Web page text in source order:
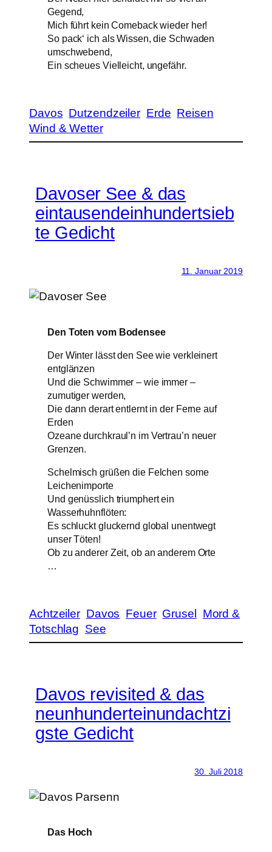
Gegend,
Mich führt kein Comeback wieder her!
So pack‘ ich als Wissen, die Schwaden
umschwebend,
Ein scheues Vielleicht, ungefähr.
Davos Dutzendzeiler Erde Reisen
Wind & Wetter
Davoser See & das
eintausendeinhundertsieb
te Gedicht
11. Januar 2019
Den Toten vom Bodensee
Der Winter lässt den See wie verkleinert
entglänzen
Und die Schwimmer – wie immer –
zumutiger werden,
Die dann derart entlernt in der Ferne auf
Erden
Ozeane durchkraul’n im Vertrau’n neuer
Grenzen.
Schelmisch grüßen die Felchen some
Leichenimporte
Und genüsslich triumphert ein
Wasserhuhnflöten:
Es schluckt gluckernd global unentwegt
unser Töten!
Ob zu anderer Zeit, ob an anderem Orte
…
Achtzeiler Davos Feuer Grusel Mord &
Totschlag See
Davos revisited & das
neunhunderteinundachtzi
gste Gedicht
30. Juli 2018
Das Hoch